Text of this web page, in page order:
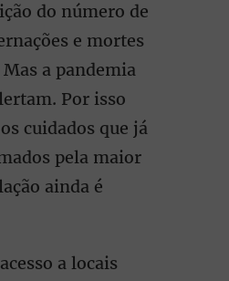
do número de
e mortes
a pandemia
Por isso
cuidados que já
pela maior
ainda é
a locais